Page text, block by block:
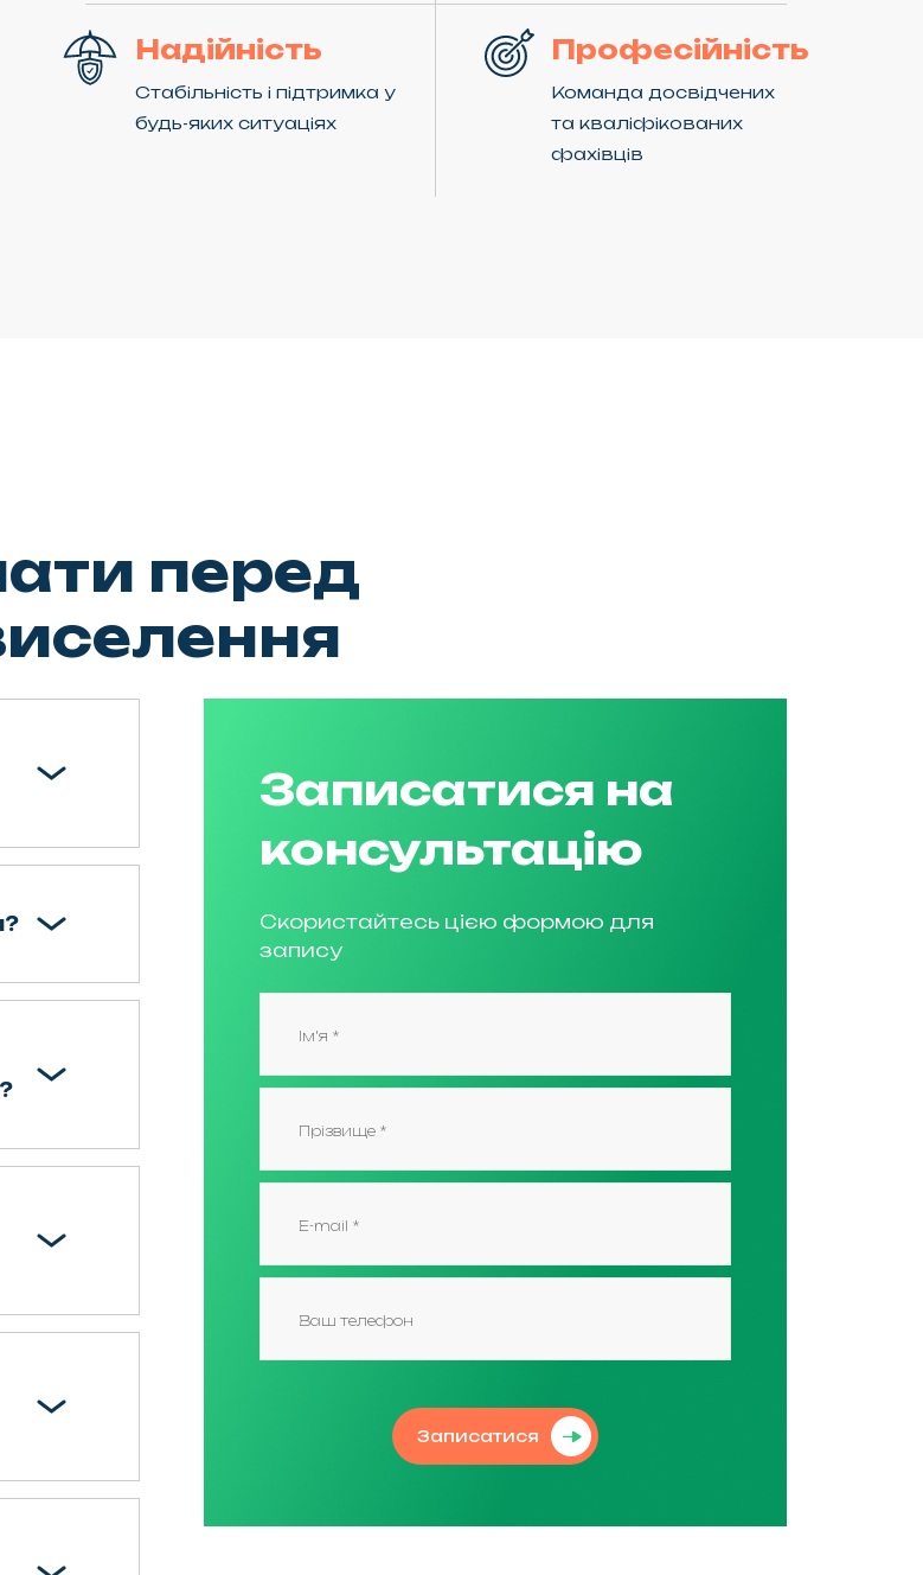
Надійність
Стабільність і підтримка у
будь-яких ситуаціях
Професійність
Команда досвідчених
та кваліфікованих
фахівців
перед
Записатися на
консультацію
Скористайтесь цією формою для
запису
Записатися